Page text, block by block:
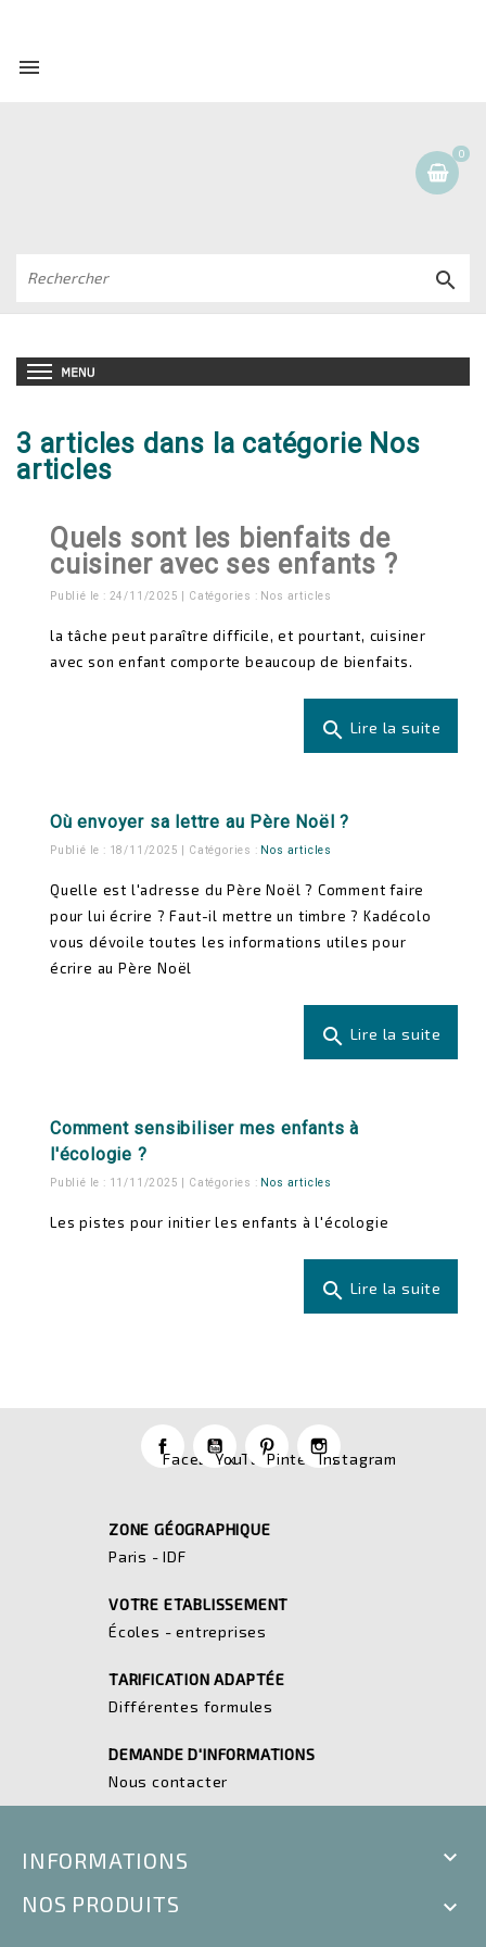

0

3 articles dans la catégorie Nos
articles
Quels sont les bienfaits de
cuisiner avec ses enfants ?
Publié le : 24/11/2025 | Catégories : Nos articles
la tâche peut paraître difficile, et pourtant, cuisiner
avec son enfant comporte beaucoup de bienfaits.
search Lire la suite
Où envoyer sa lettre au Père Noël ?
Publié le : 18/11/2025 | Catégories : Nos articles
Quelle est l'adresse du Père Noël ? Comment faire
pour lui écrire ? Faut-il mettre un timbre ? Kadécolo
vous dévoile toutes les informations utiles pour
écrire au Père Noël
search Lire la suite
Comment sensibiliser mes enfants à
l'écologie ?
Publié le : 11/11/2025 | Catégories : Nos articles
Les pistes pour initier les enfants à l'écologie
search Lire la suite
FacebookYouTubePinterestInstagram
ZONE GÉOGRAPHIQUE
Paris - IDF
VOTRE ETABLISSEMENT
Écoles - entreprises
TARIFICATION ADAPTÉE
Différentes formules
DEMANDE D'INFORMATIONS
Nous contacter
INFORMATIONS

NOS PRODUITS
